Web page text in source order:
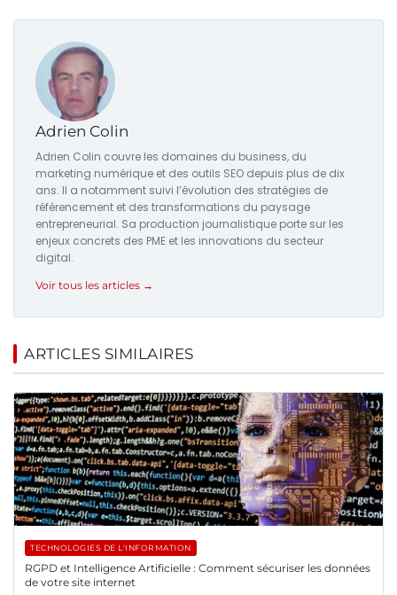
Adrien Colin
Adrien Colin couvre les domaines du business, du
marketing numérique et des outils SEO depuis plus de dix
ans. Il a notamment suivi l’évolution des stratégies de
référencement et des transformations du paysage
entrepreneurial. Sa production journalistique porte sur les
enjeux concrets des PME et les innovations du secteur
digital.
Voir tous les articles →
ARTICLES SIMILAIRES
TECHNOLOGIES DE L'INFORMATION
RGPD et Intelligence Artificielle : Comment sécuriser les données
de votre site internet